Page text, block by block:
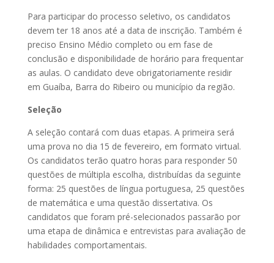
Para participar do processo seletivo, os candidatos
devem ter 18 anos até a data de inscrição. Também é
preciso Ensino Médio completo ou em fase de
conclusão e disponibilidade de horário para frequentar
as aulas. O candidato deve obrigatoriamente residir
em Guaíba, Barra do Ribeiro ou município da região.
Seleção
A seleção contará com duas etapas. A primeira será
uma prova no dia 15 de fevereiro, em formato virtual.
Os candidatos terão quatro horas para responder 50
questões de múltipla escolha, distribuídas da seguinte
forma: 25 questões de língua portuguesa, 25 questões
de matemática e uma questão dissertativa. Os
candidatos que foram pré-selecionados passarão por
uma etapa de dinâmica e entrevistas para avaliação de
habilidades comportamentais.